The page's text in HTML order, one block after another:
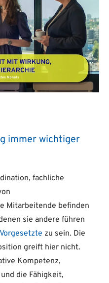
immer wichtiger
fachliche
Mitarbeitende befinden
sie andere führen
zu sein. Die
greift hier nicht.
Kompetenz,
die Fähigkeit,